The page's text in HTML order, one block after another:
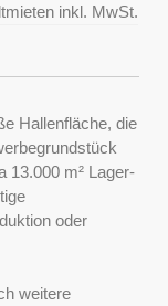
inkl. MwSt.
Hallenfläche, die
13.000 m² Lager-
oder
weitere